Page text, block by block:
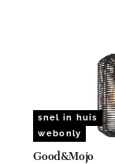
snel in huis
webonly
Good&Mojo